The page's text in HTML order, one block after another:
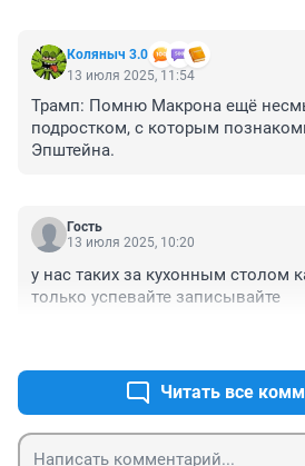
Коляныч 3.0
13 июля 2025, 11:54
Трамп: Помню Макрона ещё
подростком, с которым
Эпштейна.
Гость
13 июля 2025, 10:20
у нас таких за кухонным столом
только успевайте записывайте
Читать все